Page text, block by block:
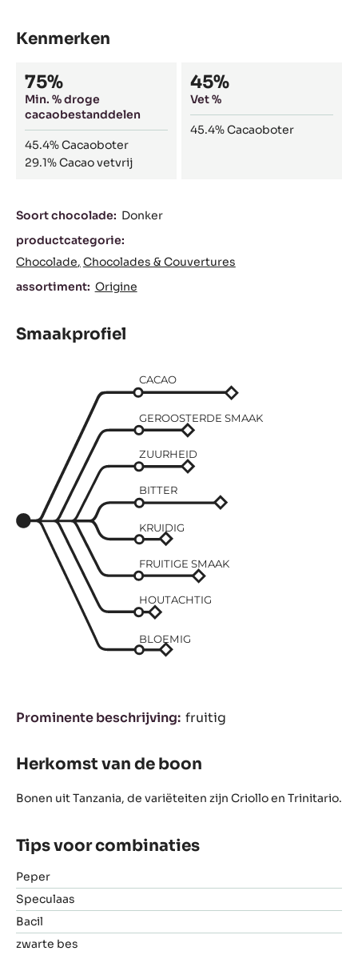
Kenmerken
Composition
75%
Min. % droge
cacaobestanddelen
45.4%Cacaoboter
29.1%Cacao vetvrij
45%
Vet %
45.4%Cacaoboter
Kenmerken
Soort chocolade: Donker
productcategorie:
Chocolade Chocolades & Couvertures
assortiment: Origine
Smaakprofiel
CACAO
GEROOSTERDE SMAAK
ZUURHEID
BITTER
KRUIDIG
FRUITIGE SMAAK
HOUTACHTIG
BLOEMIG
Prominente beschrijving fruitig
Herkomst van de boon
Bonen uit Tanzania, de variëteiten zijn Criollo en Trinitario.
Tips voor combinaties
Peper
Speculaas
Bacil
zwarte bes